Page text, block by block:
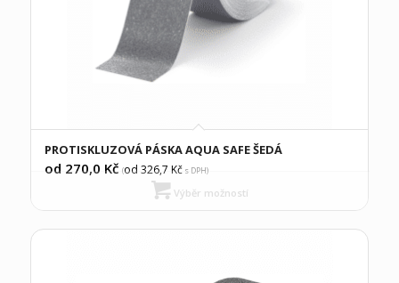
PROTISKLUZOVÁ PÁSKA AQUA SAFE ŠEDÁ
od 270,0 Kč (od 326,7 Kčs DPH)
Výběr možností